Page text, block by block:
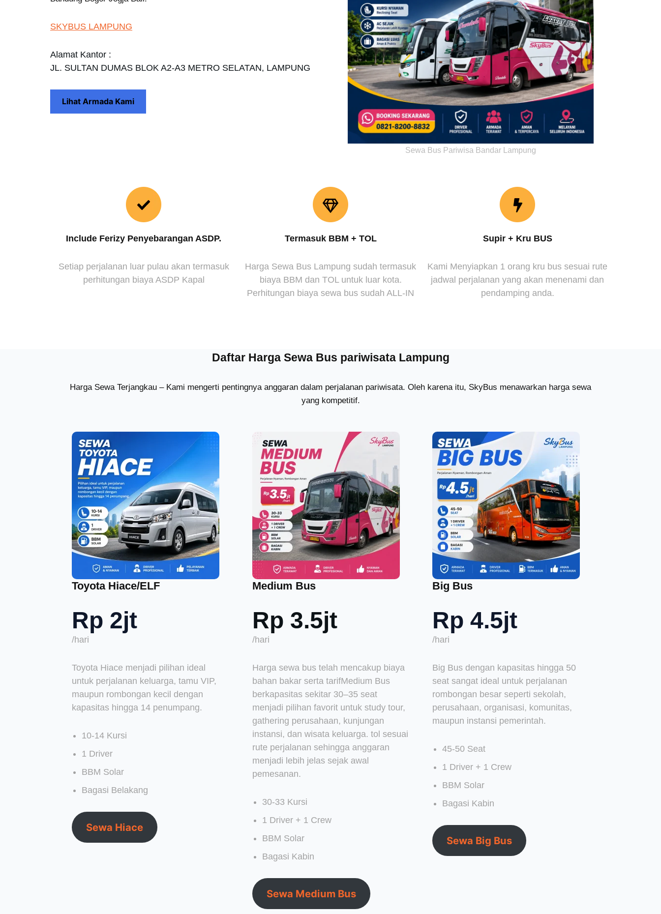
SKYBUS LAMPUNG
Alamat Kantor :
JL. SULTAN DUMAS BLOK A2-A3 METRO SELATAN, LAMPUNG
Lihat Armada Kami
Sewa Bus Pariwisa Bandar Lampung
Include Ferizy Penyebarangan ASDP.
Setiap perjalanan luar pulau akan termasuk
perhitungan biaya ASDP Kapal
Termasuk BBM + TOL
Harga Sewa Bus Lampung sudah termasuk
biaya BBM dan TOL untuk luar kota.
Perhitungan biaya sewa bus sudah ALL-IN
Supir + Kru BUS
Kami Menyiapkan 1 orang kru bus sesuai rute
jadwal perjalanan yang akan menenami dan
pendamping anda.
Daftar Harga Sewa Bus pariwisata Lampung
Harga Sewa Terjangkau – Kami mengerti pentingnya anggaran dalam perjalanan pariwisata. Oleh karena itu, SkyBus menawarkan harga sewa
yang kompetitif.
Toyota Hiace/ELF
Rp 2jt
/hari
Toyota Hiace menjadi pilihan ideal
untuk perjalanan keluarga, tamu VIP,
maupun rombongan kecil dengan
kapasitas hingga 14 penumpang.
10-14 Kursi
1 Driver
BBM Solar
Bagasi Belakang
Sewa Hiace
Medium Bus
Rp 3.5jt
/hari
Harga sewa bus telah mencakup biaya
bahan bakar serta tarifMedium Bus
berkapasitas sekitar 30–35 seat
menjadi pilihan favorit untuk study tour,
gathering perusahaan, kunjungan
instansi, dan wisata keluarga. tol sesuai
rute perjalanan sehingga anggaran
menjadi lebih jelas sejak awal
pemesanan.
30-33 Kursi
1 Driver + 1 Crew
BBM Solar
Bagasi Kabin
Sewa Medium Bus
Big Bus
Rp 4.5jt
/hari
Big Bus dengan kapasitas hingga 50
seat sangat ideal untuk perjalanan
rombongan besar seperti sekolah,
perusahaan, organisasi, komunitas,
maupun instansi pemerintah.
45-50 Seat
1 Driver + 1 Crew
BBM Solar
Bagasi Kabin
Sewa Big Bus